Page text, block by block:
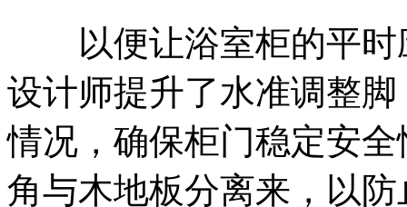
以便让浴室柜的平时
设计师提升了水准调整
情况，确保柜门稳定安
角与木地板分离来，以